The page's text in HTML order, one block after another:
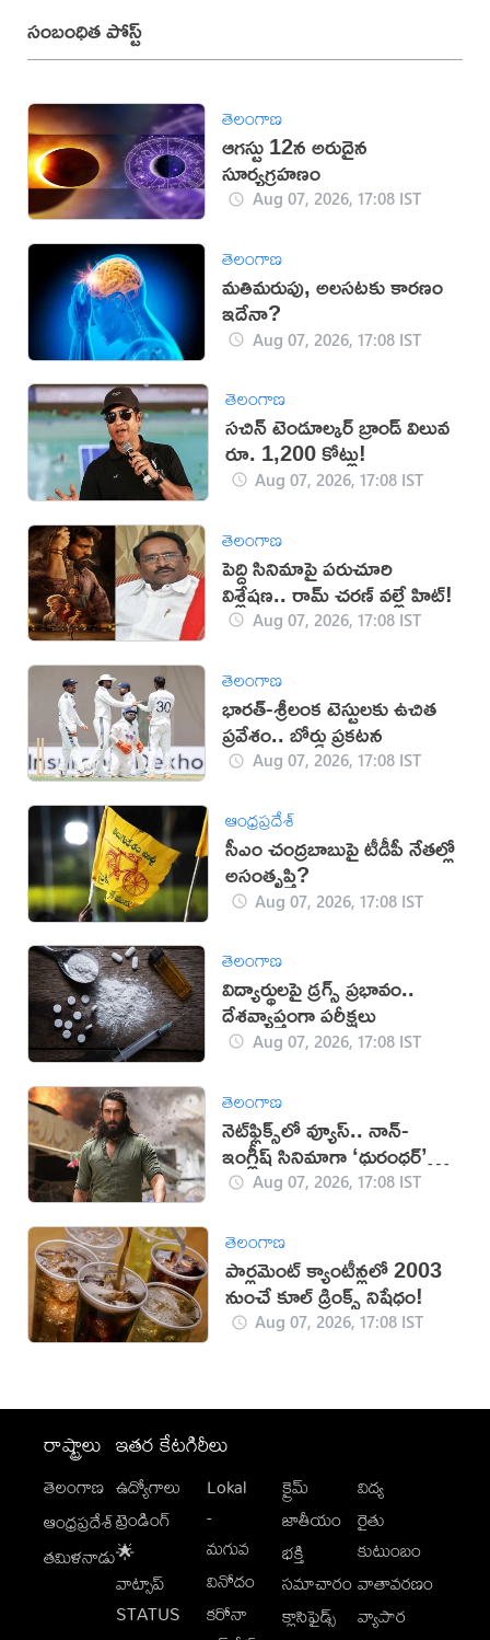
సంబంధిత పోస్ట్
తెలంగాణ
ఆగస్టు 12న అరుదైన
సూర్యగ్రహణం
Aug 07, 2026, 17:08 IST
తెలంగాణ
మతిమరుపు, అలసటకు కారణం
ఇదేనా?
Aug 07, 2026, 17:08 IST
తెలంగాణ
సచిన్ టెండూల్కర్ బ్రాండ్ విలువ
రూ. 1,200 కోట్లు!
Aug 07, 2026, 17:08 IST
తెలంగాణ
పెద్ది సినిమాపై పరుచూరి
విశ్లేషణ.. రామ్ చరణ్ వల్లే హిట్!
Aug 07, 2026, 17:08 IST
తెలంగాణ
భారత్-శ్రీలంక టెస్టులకు ఉచిత
ప్రవేశం.. బోర్డు ప్రకటన
Aug 07, 2026, 17:08 IST
ఆంధ్రప్రదేశ్
సీఎం చంద్రబాబుపై టీడీపీ నేతల్లో
అసంతృప్తి?
Aug 07, 2026, 17:08 IST
తెలంగాణ
విద్యార్థులపై డ్రగ్స్ ప్రభావం..
దేశవ్యాప్తంగా పరీక్షలు
Aug 07, 2026, 17:08 IST
తెలంగాణ
నెట్‌ఫ్లిక్స్‌లో వ్యూస్.. నాన్-
ఇంగ్లీష్ సినిమాగా ‘ధురంధర్’
రికార్డుAug 07, 2026, 17:08 IST
తెలంగాణ
పార్లమెంట్ క్యాంటీన్లలో 2003
నుంచే కూల్ డ్రింక్స్ నిషేధం!
Aug 07, 2026, 17:08 IST
రాష్ట్రాలు
తెలంగాణ
ఆంధ్రప్రదేశ్
తమిళనాడు
ఇతర కేటగిరీలు
ఉద్యోగాలు
ట్రెండింగ్
🌟
వాట్సాప్
STATUS
Lokal
-
మగువ
వినోదం
కరోనా
క్రైమ్
జాతీయం
భక్తి
సమాచారం
క్లాసిఫైడ్స్
విద్య
రైతు
కుటుంబం
వాతావరణం
వ్యాపార